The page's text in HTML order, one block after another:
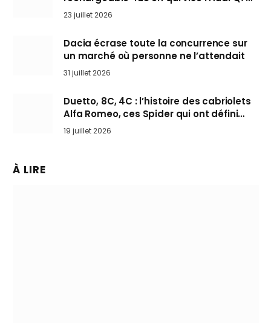
arrive en Europe cet automne
23 juillet 2026
Dacia écrase toute la concurrence sur
un marché où personne ne l’attendait
31 juillet 2026
Duetto, 8C, 4C : l’histoire des cabriolets
Alfa Romeo, ces Spider qui ont défini
l’art de rouler cheveux au vent
19 juillet 2026
À LIRE